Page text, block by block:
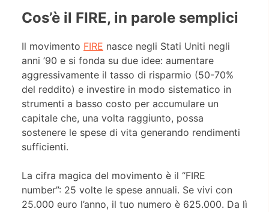
Cos’è il FIRE, in parole semplici
Il movimento FIRE nasce negli Stati Uniti negli
anni ’90 e si fonda su due idee: aumentare
aggressivamente il tasso di risparmio (50-70%
del reddito) e investire in modo sistematico in
strumenti a basso costo per accumulare un
capitale che, una volta raggiunto, possa
sostenere le spese di vita generando rendimenti
sufficienti.
La cifra magica del movimento è il “FIRE
number”: 25 volte le spese annuali. Se vivi con
25.000 euro l’anno, il tuo numero è 625.000. Da lì